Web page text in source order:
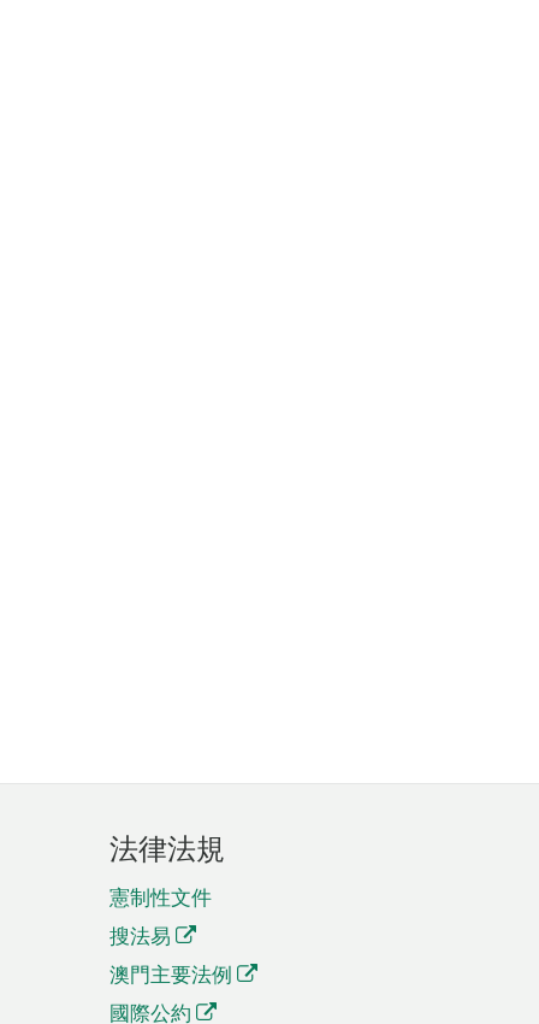
法律法規
憲制性文件
搜法易
澳門主要法例
國際公約